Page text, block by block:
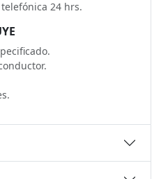
24 hrs.